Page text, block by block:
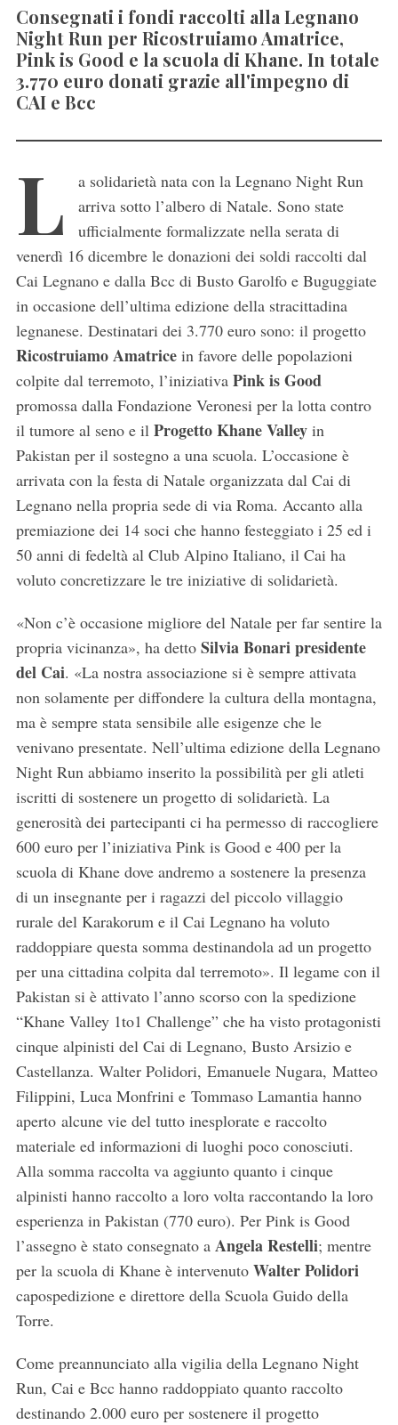
Consegnati i fondi raccolti alla Legnano
Night Run per Ricostruiamo Amatrice,
Pink is Good e la scuola di Khane. In totale
3.770 euro donati grazie all'impegno di
CAI e Bcc
L
a solidarietà nata con la Legnano Night Run
arriva sotto l’albero di Natale. Sono state
ufficialmente formalizzate nella serata di
venerdì 16 dicembre le donazioni dei soldi raccolti dal
Cai Legnano e dalla Bcc di Busto Garolfo e Buguggiate
in occasione dell’ultima edizione della stracittadina
legnanese. Destinatari dei 3.770 euro sono: il progetto
Ricostruiamo Amatricein favore delle popolazioni
colpite dal terremoto, l’iniziativa Pink is Good
promossa dalla Fondazione Veronesi per la lotta contro
il tumore al seno e il Progetto Khane Valleyin
Pakistan per il sostegno a una scuola. L’occasione è
arrivata con la festa di Natale organizzata dal Cai di
Legnano nella propria sede di via Roma. Accanto alla
premiazione dei 14 soci che hanno festeggiato i 25 ed i
50 anni di fedeltà al Club Alpino Italiano, il Cai ha
voluto concretizzare le tre iniziative di solidarietà.
«Non c’è occasione migliore del Natale per far sentire la
propria vicinanza», ha detto Silvia Bonari presidente
del Cai. «La nostra associazione si è sempre attivata
non solamente per diffondere la cultura della montagna,
ma è sempre stata sensibile alle esigenze che le
venivano presentate. Nell’ultima edizione della Legnano
Night Run abbiamo inserito la possibilità per gli atleti
iscritti di sostenere un progetto di solidarietà. La
generosità dei partecipanti ci ha permesso di raccogliere
600 euro per l’iniziativa Pink is Good e 400 per la
scuola di Khane dove andremo a sostenere la presenza
di un insegnante per i ragazzi del piccolo villaggio
rurale del Karakorum e il Cai Legnano ha voluto
raddoppiare questa somma destinandola ad un progetto
per una cittadina colpita dal terremoto». Il legame con il
Pakistan si è attivato l’anno scorso con la spedizione
“Khane Valley 1to1 Challenge” che ha visto protagonisti
cinque alpinisti del Cai di Legnano, Busto Arsizio e
Castellanza. Walter Polidori, Emanuele Nugara, Matteo
Filippini, Luca Monfrini e Tommaso Lamantia hanno
aperto alcune vie del tutto inesplorate e raccolto
materiale ed informazioni di luoghi poco conosciuti.
Alla somma raccolta va aggiunto quanto i cinque
alpinisti hanno raccolto a loro volta raccontando la loro
esperienza in Pakistan (770 euro). Per Pink is Good
l’assegno è stato consegnato a Angela Restelli; mentre
per la scuola di Khane è intervenuto Walter Polidori
capospedizione e direttore della Scuola Guido della
Torre.
Come preannunciato alla vigilia della Legnano Night
Run, Cai e Bcc hanno raddoppiato quanto raccolto
destinando 2.000 euro per sostenere il progetto